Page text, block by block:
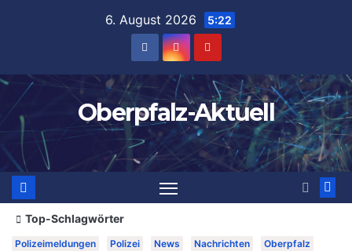
6. August 2026 5:22
Oberpfalz-Aktuell
Top-Schlagwörter
Polizeimeldungen Polizei News Nachrichten Oberpfalz